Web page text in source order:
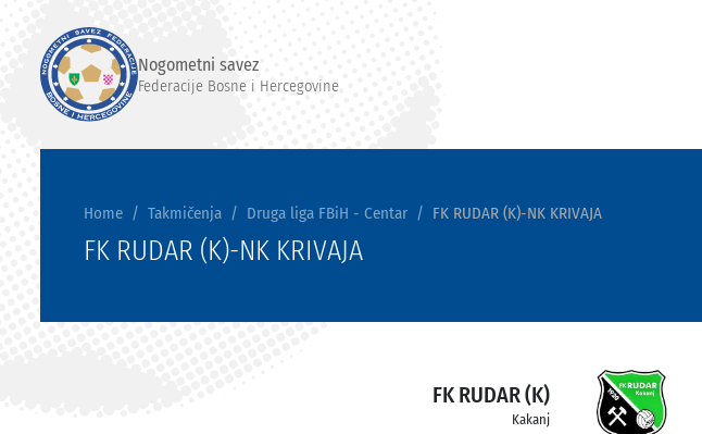
Nogometni savez
Federacije Bosne i Hercegovine
Home Takmičenja Druga liga FBiH - Centar FK RUDAR (K)-NK KRIVAJA
FK RUDAR (K)-NK KRIVAJA
FK RUDAR (K)
Kakanj